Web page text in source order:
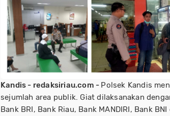
Kandis - redaksiriau.com - Polsek Kandis
sejumlah area publik. Giat dilaksanakan
Bank BRI, Bank Riau, Bank MANDIRI, Bank